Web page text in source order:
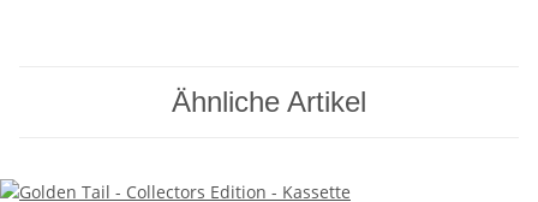
Ähnliche Artikel